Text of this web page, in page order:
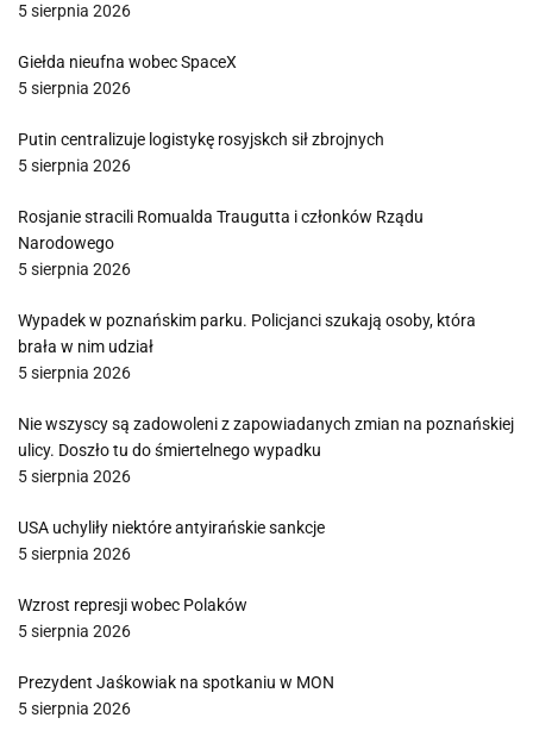
5 sierpnia 2026
Giełda nieufna wobec SpaceX
5 sierpnia 2026
Putin centralizuje logistykę rosyjskch sił zbrojnych
5 sierpnia 2026
Rosjanie stracili Romualda Traugutta i członków Rządu
Narodowego
5 sierpnia 2026
Wypadek w poznańskim parku. Policjanci szukają osoby, która
brała w nim udział
5 sierpnia 2026
Nie wszyscy są zadowoleni z zapowiadanych zmian na poznańskiej
ulicy. Doszło tu do śmiertelnego wypadku
5 sierpnia 2026
USA uchyliły niektóre antyirańskie sankcje
5 sierpnia 2026
Wzrost represji wobec Polaków
5 sierpnia 2026
Prezydent Jaśkowiak na spotkaniu w MON
5 sierpnia 2026